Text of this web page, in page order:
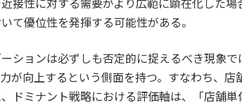
接性に対する需要がより広範に顕在化した
て優位性を発揮する可能性がある。
ションは必ずしも否定的に捉えるべき現象
が向上するという側面を持つ。すなわち、
ドミナント戦略における評価軸は、「店舗